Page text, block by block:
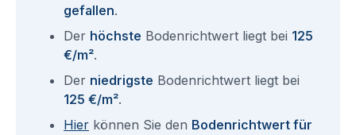
gefallen.
Der höchste Bodenrichtwert liegt bei 125
€/m².
Der niedrigste Bodenrichtwert liegt bei
125 €/m².
Hier können Sie den Bodenrichtwert für